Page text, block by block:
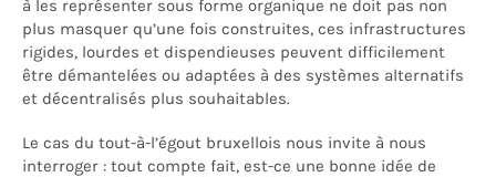
à les représenter sous forme organique ne doit pas non
plus masquer qu’une fois construites, ces infrastructures
rigides, lourdes et dispendieuses peuvent difficilement
être démantelées ou adaptées à des systèmes alternatifs
et décentralisés plus souhaitables.
Le cas du tout-à-l’égout bruxellois nous invite à nous
interroger : tout compte fait, est-ce une bonne idée de